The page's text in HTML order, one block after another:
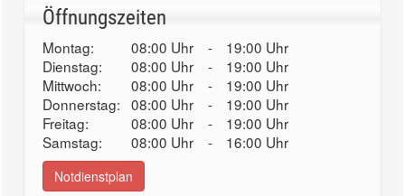
Öffnungszeiten
Montag: 08:00 Uhr -
19:00 Uhr
Dienstag:
08:00 Uhr -
19:00 Uhr
Mittwoch:
08:00 Uhr -
19:00 Uhr
Donnerstag: 08:00 Uhr -
19:00 Uhr
Freitag:
08:00 Uhr -
19:00 Uhr
Samstag:
08:00 Uhr - 16:00 Uhr
Notdienstplan